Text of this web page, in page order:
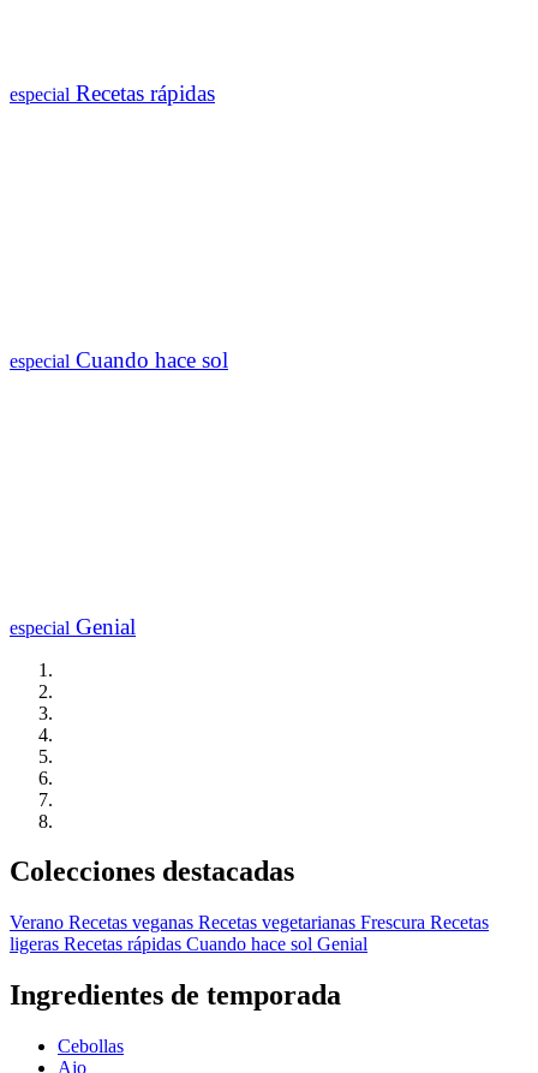
especial Recetas rápidas
especial Cuando hace sol
especial Genial
Colecciones destacadas
Verano Recetas veganas Recetas vegetarianas Frescura Recetas
ligeras Recetas rápidas Cuando hace sol Genial
Ingredientes de temporada
Cebollas
Ajo